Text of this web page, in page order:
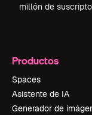
millón de
Productos
Spaces
Asistente de IA
Generador de